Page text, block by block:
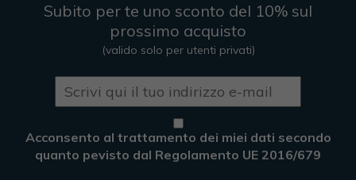
Subito per te uno sconto del 10% sul
prossimo acquisto
(valido solo per utenti privati)
Acconsento al trattamento dei miei dati secondo
quanto pevisto dal Regolamento UE 2016/679